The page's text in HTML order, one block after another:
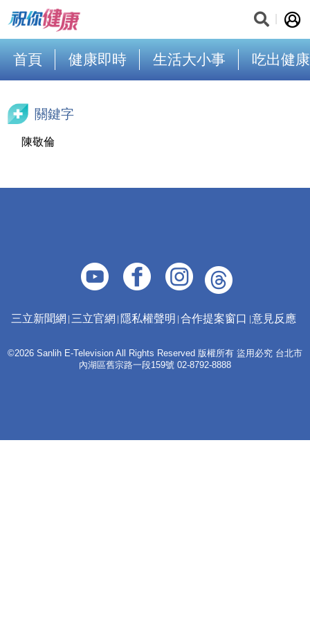
首頁 健康即時 生活大小事 吃出健康
關鍵字
陳敬倫
三立新聞網 三立官網 隱私權聲明 合作提案窗口 意見反應
©2026 Sanlih E-Television All Rights Reserved 版權所有 盜用必究 台北市
內湖區舊宗路一段159號 02-8792-8888